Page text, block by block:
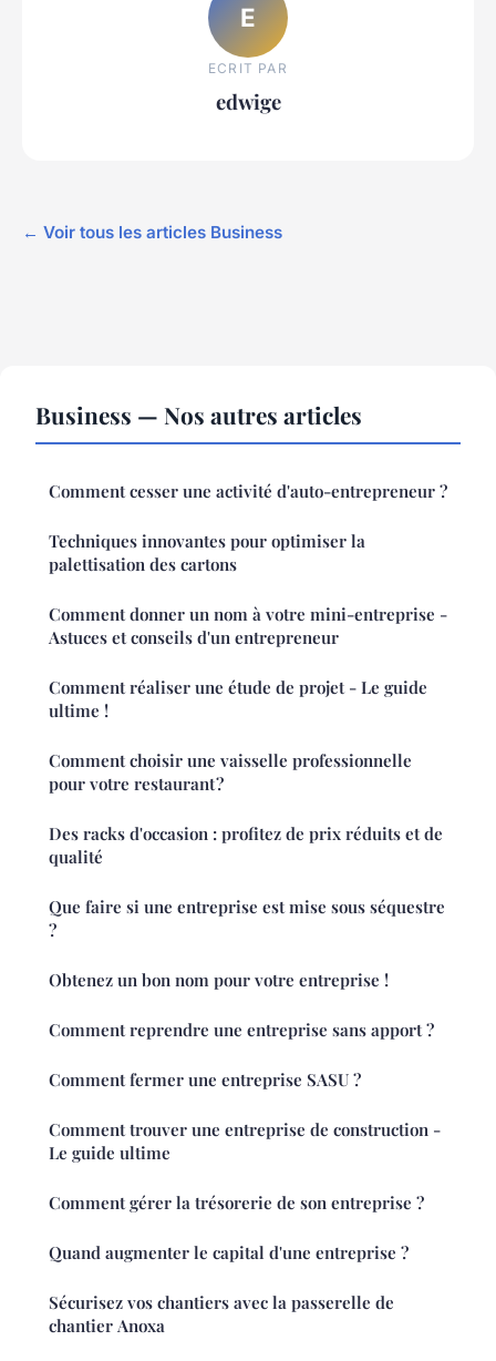
E
ECRIT PAR
edwige
← Voir tous les articles Business
Business — Nos autres articles
Comment cesser une activité d'auto-entrepreneur ?
Techniques innovantes pour optimiser la
palettisation des cartons
Comment donner un nom à votre mini-entreprise -
Astuces et conseils d'un entrepreneur
Comment réaliser une étude de projet - Le guide
ultime !
Comment choisir une vaisselle professionnelle
pour votre restaurant ?
Des racks d'occasion : profitez de prix réduits et de
qualité
Que faire si une entreprise est mise sous séquestre
?
Obtenez un bon nom pour votre entreprise !
Comment reprendre une entreprise sans apport ?
Comment fermer une entreprise SASU ?
Comment trouver une entreprise de construction -
Le guide ultime
Comment gérer la trésorerie de son entreprise ?
Quand augmenter le capital d'une entreprise ?
Sécurisez vos chantiers avec la passerelle de
chantier Anoxa